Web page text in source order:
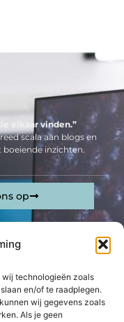
wij technologieën zoals
en/of te raadplegen.
wij gegevens zoals
Als je geen
elkaar vinden.”
scala aan blogs en
boeiende inzichten.
op